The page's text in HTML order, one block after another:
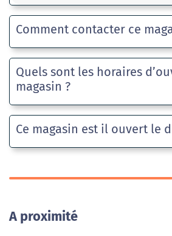
Comment contacter ce
Quels sont les horaires
magasin ?
Ce magasin est il ouvert le
A proximité